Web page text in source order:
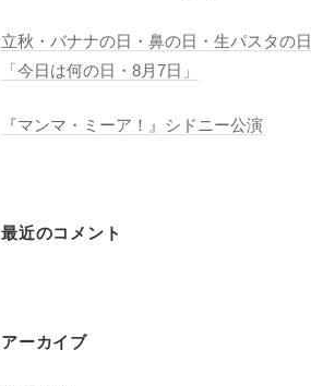
立秋・バナナの日・鼻の日・生パスタの日
「今日は何の日・8月7日」
『マンマ・ミーア！』シドニー公演
最近のコメント
アーカイブ